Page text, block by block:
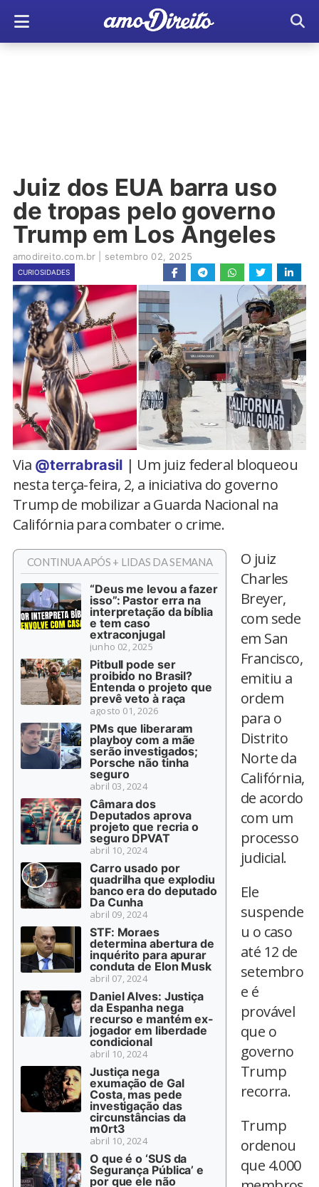
Juiz dos EUA barra uso
de tropas pelo governo
Trump em Los Angeles
amodireito.com.br setembro 02, 2025
CURIOSIDADES
Via @terrabrasil | Um juiz federal bloqueou
nesta terça-feira, 2, a iniciativa do governo
Trump de mobilizar a Guarda Nacional na
Califórnia para combater o crime.
CONTINUA APÓS + LIDAS DA SEMANA
“Deus me levou a fazer
isso”: Pastor erra na
interpretação da bíblia
e tem caso
extraconjugal
junho 02, 2025
Pitbull pode ser
proibido no Brasil?
Entenda o projeto que
prevê veto à raça
agosto 01, 2026
PMs que liberaram
playboy com a mãe
serão investigados;
Porsche não tinha
seguro
abril 03, 2024
Câmara dos
Deputados aprova
projeto que recria o
seguro DPVAT
abril 10, 2024
Carro usado por
quadrilha que explodiu
banco era do deputado
Da Cunha
abril 09, 2024
STF: Moraes
determina abertura de
inquérito para apurar
conduta de Elon Musk
abril 07, 2024
Daniel Alves: Justiça
da Espanha nega
recurso e mantém ex-
jogador em liberdade
condicional
abril 10, 2024
Justiça nega
exumação de Gal
Costa, mas pede
investigação das
circunstâncias da
m0rt3
abril 10, 2024
O que é o ‘SUS da
Segurança Pública’ e
por que ele não
O juiz
Charles
Breyer,
com sede
em San
Francisco,
emitiu a
ordem
para o
Distrito
Norte da
Califórnia,
de acordo
com um
processo
judicial.
Ele
suspende
u o caso
até 12 de
setembro
e é
provável
que o
governo
Trump
recorra.
Trump
ordenou
que 4.000